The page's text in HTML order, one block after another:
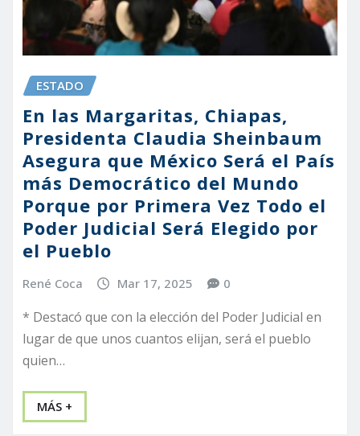
ESTADO
En las Margaritas, Chiapas,
Presidenta Claudia Sheinbaum
Asegura que México Será el País
más Democrático del Mundo
Porque por Primera Vez Todo el
Poder Judicial Será Elegido por
el Pueblo
René Coca Mar 17, 2025 0
* Destacó que con la elección del Poder Judicial en
lugar de que unos cuantos elijan, será el pueblo
quien…
MÁS +